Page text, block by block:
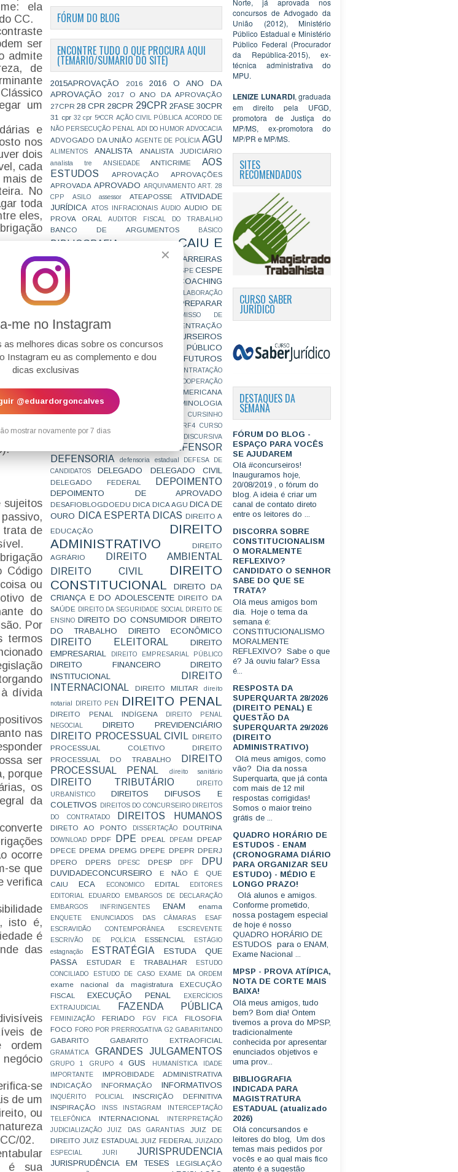
✕
me no Instagram
as melhores dicas sobre os concursos
Instagram eu as complemento e dou
dicas exclusivas
@eduardorgoncalves
mostrar novamente por 7 dias
ela
CC.
ser
admite
de
um
e
nos
dois
cada
de
No
toda
eles,
cada
(o
na
em
em
a
por
caráter
pagar
morte
sujeitos
trata de
Código
ou
de
do
Por
termos
dívida
nas
ser
porque
os
da
ocorre
se que
verifica
isto é,
é
das
de
ordem
se
de um
ou
02.
é sua
FÓRUM DO BLOG
ENCONTRE TUDO O QUE PROCURA AQUI
(TEMÁRIO/SUMÁRIO DO SITE)
2015APROVAÇÃO 2016
2016 O ANO DA
APROVAÇÃO
2017 O ANO DA APROVAÇÃO
27CPR 28 CPR 28CPR 29CPR 2FASE 30CPR
31 cpr 32 cpr 5ªCCR AÇÃO CIVIL PÚBLICA ACORDO DE
NÃO PERSECUÇÃO PENAL
ADI DO HUMOR ADVOCACIA
ADVOGADO DA UNIÃO AGENTE DE POLÍCIA AGU
ALIMENTOS ANALISTA ANALISTA JUDICIÁRIO
analista tre ANSIEDADE ANTICRIME
AOS
ESTUDOS
APROVAÇÃO
APROVAÇÕES
APROVADA APROVADO ARQUIVAMENTO ART. 28
CPP
ASILO assessor ATEAPOSSE
ATIVIDADE
JURÍDICA
ATOS INFRACIONAIS ÁUDIO AUDIO DE
PROVA ORAL
AUDITOR FISCAL DO TRABALHO
BANCO DE ARGUMENTOS BÁSICO
BIBLIOGRAFIA
CAIU E
VAI CAIR
CARREIRAS
CARREIRAS
JURÍDICAS
CEBRASPE CESPE
CF COACHING
CÓDIGO DE TRÂNSITO BRASILEIRO
COLABORAÇÃO
COMBATE À CORRUPÇÃO
COMO SE PREPARAR
COMPROMISSO DE
AJUSTAMENTO DE CONDUTA
CONCENTRAÇÃO
CONCURSEIROS
CONCURSO
CONCURSO PÚBLICO
CONCURSOS
CONCURSOS FUTUROS
CONCURSOS NÍVEL HARD
CONTRATAÇÃO
COOPERAÇÃO
CORTE INTERAMERICANA
CPC2015
CPI
CRIMINOLOGIA
CRONOGRAMA
CTB CURSINHO
CURSO ESTUDO DE CASO - TRF4
CURSO
PARA A SUBJETIVA
CURSO PROVA DISCURSIVA
DEFENSOR
DEFENSORIA
defensoria estadual
DEFESA DE
CANDIDATOS
DELEGADO DELEGADO CIVIL
DELEGADO FEDERAL DEPOIMENTO
DEPOIMENTO DE APROVADO
DESAFIOBLOGDOEDU DICA DICA AGU DICA DE
OURO DICA ESPERTA DICAS DIREITO A
EDUCAÇÃO
DIREITO
ADMINISTRATIVO
DIREITO
AGRÁRIO
DIREITO AMBIENTAL
DIREITO CIVIL
DIREITO
CONSTITUCIONAL
DIREITO DA
CRIANÇA E DO ADOLESCENTE DIREITO DA
SAÚDE
DIREITO DA SEGURIDADE SOCIAL
DIREITO DE
ENSINO DIREITO DO CONSUMIDOR DIREITO
DO TRABALHO
DIREITO ECONÔMICO
DIREITO ELEITORAL
DIREITO
EMPRESARIAL
DIREITO EMPRESARIAL PÚBLICO
DIREITO FINANCEIRO
DIREITO
INSTITUCIONAL
DIREITO
INTERNACIONAL
DIREITO MILITAR direito
notarial DIREITO PEN DIREITO PENAL
DIREITO PENAL INDÍGENA
DIREITO PENAL
NEGOCIAL
DIREITO PREVIDENCIÁRIO
DIREITO PROCESSUAL CIVIL
DIREITO
PROCESSUAL COLETIVO
DIREITO
PROCESSUAL DO TRABALHO
DIREITO
PROCESSUAL PENAL
direito sanitário
DIREITO TRIBUTÁRIO
DIREITO
URBANÍSTICO
DIREITOS DIFUSOS E
COLETIVOS
DIREITOS DO CONCURSEIRO DIREITOS
DO CONTRATADO
DIREITOS HUMANOS
DIRETO AO PONTO DISSERTAÇÃO DOUTRINA
DOWNLOAD DPDF DPE DPEAL DPEAM
DPEAP
DPECE DPEMA DPEMG DPEPE DPEPR DPERJ
DPERO
DPERS DPESC DPESP DPF DPU
DUVIDADECONCURSEIRO
E NÃO É QUE
CAIU
ECA ECONOMICO EDITAL
EDITORES
EDITORIAL
EDUARDO
EMBARGOS DE DECLARAÇÃO
EMBARGOS INFRINGENTES
ENAM enama
ENQUETE ENUNCIADOS DAS CÂMARAS
ESAF
ESCRAVIDÃO CONTEMPORÂNEA
ESCREVENTE
ESCRIVÃO DE POLÍCIA
ESSENCIAL
ESTÁGIO
estagnação
ESTRATÉGIA
ESTUDA QUE
PASSA
ESTUDAR E TRABALHAR
ESTUDO
CONCILIADO
ESTUDO DE CASO EXAME DA ORDEM
exame nacional da magistratura
EXECUÇÃO
FISCAL
EXECUÇÃO PENAL
EXERCÍCIOS
EXTRAJUDICIAL
FAZENDA PÚBLICA
FEMINIZAÇÃO FERIADO FGV FICA
FILOSOFIA
FOCO
FORO POR PRERROGATIVA G2 GABARITANDO
GABARITO GABARITO EXTRAOFICIAL
GRAMÁTICA GRANDES JULGAMENTOS
GRUPO 1 GRUPO 4 GUS HUMANÍSTICA
IDADE
IMPORTANTE
IMPROBIDADE ADMINISTRATIVA
INDICAÇÃO
INFORMAÇÃO INFORMATIVOS
INQUÉRITO POLICIAL
INSCRIÇÃO DEFINITIVA
INSPIRAÇÃO
INSS INSTAGRAM
INTERCEPTAÇÃO
TELEFÔNICA
INTERNACIONAL
INTERPRETAÇÃO
JUDICIALIZAÇÃO
JUIZ DAS GARANTIAS
JUIZ DE
DIREITO JUIZ ESTADUAL JUIZ FEDERAL
JUIZADO
ESPECIAL
JURI JURISPRUDENCIA
JURISPRUDÊNCIA EM TESES
LEGISLAÇÃO
Norte, já aprovada nos
concursos de Advogado da
União (2012), Ministério
Público Estadual e Ministério
Público Federal (Procurador
da República-2015), ex-
técnica administrativa do
MPU.
LENIZE LUNARDI, graduada
em direito pela UFGD,
promotora de Justiça do
MP/MS, ex-promotora do
MP/PR e MP/MS.
SITES
RECOMENDADOS
CURSO SABER
JURÍDICO
DESTAQUES DA
SEMANA
FÓRUM DO BLOG -
ESPAÇO PARA VOCÊS
SE AJUDAREM
Olá #concurseiros!
Inauguramos hoje,
20/08/2019 , o fórum do
blog. A ideia é criar um
canal de contato direto
entre os leitores do ...
DISCORRA SOBRE
CONSTITUCIONALISM
O MORALMENTE
REFLEXIVO?
CANDIDATO O SENHOR
SABE DO QUE SE
TRATA?
Olá meus amigos bom
dia. Hoje o tema da
semana é:
CONSTITUCIONALISMO
MORALMENTE
REFLEXIVO? Sabe o que
é? Já ouviu falar? Essa
é...
RESPOSTA DA
SUPERQUARTA 28/2026
(DIREITO PENAL) E
QUESTÃO DA
SUPERQUARTA 29/2026
(DIREITO
ADMINISTRATIVO)
Olá meus amigos, como
vão? Dia da nossa
Superquarta, que já conta
com mais de 12 mil
respostas corrigidas!
Somos o maior treino
grátis de ...
QUADRO HORÁRIO DE
ESTUDOS - ENAM
(CRONOGRAMA DIÁRIO
PARA ORGANIZAR SEU
ESTUDO) - MÉDIO E
LONGO PRAZO!
Olá alunos e amigos.
Conforme prometido,
nossa postagem especial
de hoje é nosso
QUADRO HORÁRIO DE
ESTUDOS para o ENAM,
Exame Nacional ...
MPSP - PROVA ATÍPICA,
NOTA DE CORTE MAIS
BAIXA!
Olá meus amigos, tudo
bem? Bom dia! Ontem
tivemos a prova do MPSP,
tradicionalmente
conhecida por apresentar
enunciados objetivos e
uma prov...
BIBLIOGRAFIA
INDICADA PARA
MAGISTRATURA
ESTADUAL (atualizado
2026)
Olá concursandos e
leitores do blog, Um dos
temas mais pedidos por
vocês e ao qual mais fico
atento é a sugestão